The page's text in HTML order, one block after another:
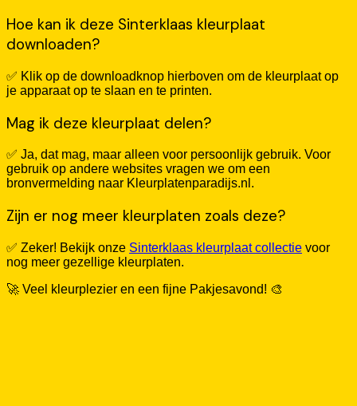
Hoe kan ik deze Sinterklaas kleurplaat
downloaden?
✅ Klik op de downloadknop hierboven om de kleurplaat op
je apparaat op te slaan en te printen.
Mag ik deze kleurplaat delen?
✅ Ja, dat mag, maar alleen voor persoonlijk gebruik. Voor
gebruik op andere websites vragen we om een
bronvermelding naar Kleurplatenparadijs.nl.
Zijn er nog meer kleurplaten zoals deze?
✅ Zeker! Bekijk onze Sinterklaas kleurplaat collectie voor
nog meer gezellige kleurplaten.
🚀 Veel kleurplezier en een fijne Pakjesavond! 🎨